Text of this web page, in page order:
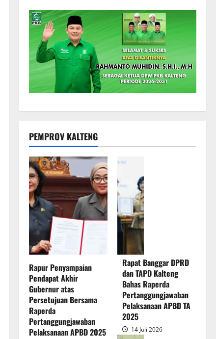
PEMPROV KALTENG
Rapur Penyampaian
Pendapat Akhir
Gubernur atas
Persetujuan Bersama
Raperda
Pertanggungjawaban
Pelaksanaan APBD 2025
Rapat Banggar DPRD
dan TAPD Kalteng
Bahas Raperda
Pertanggungjawaban
Pelaksanaan APBD TA
2025
14 Juli 2026